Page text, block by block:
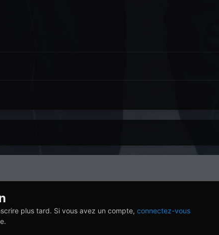
plus tard. Si vous avez un compte, connectez-vous